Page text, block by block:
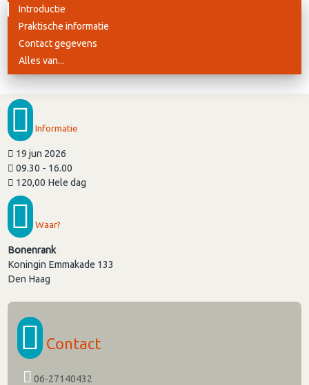
Introductie
Praktische informatie
Contact gegevens
Alles van...
Informatie
19 jun 2026
09.30 - 16.00
120,00 Hele dag
Waar?
Bonenrank
Koningin Emmakade 133
Den Haag
Contact
06-27140432